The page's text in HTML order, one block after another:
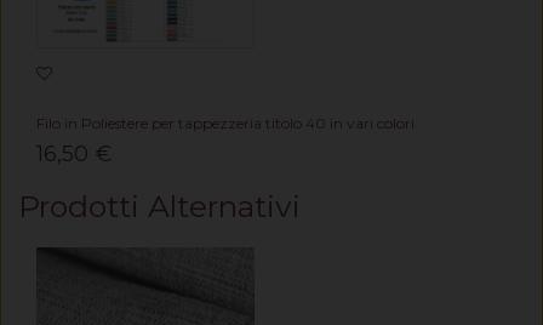
Filo in Poliestere per tappezzeria titolo 40 in vari colori
16,50 €
Prodotti Alternativi